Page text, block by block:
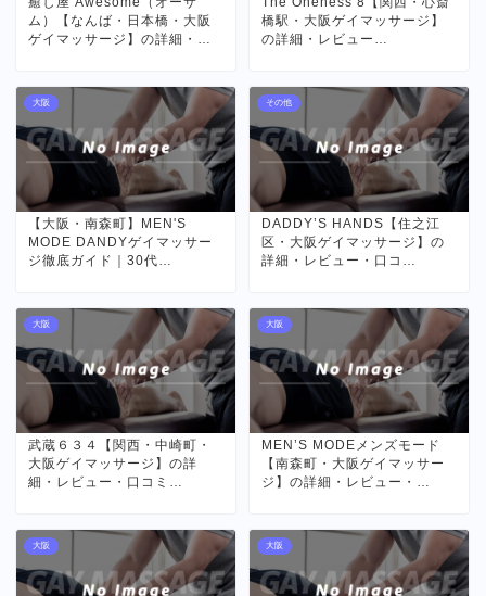
ム）【なんば・日本橋・大阪
ゲイマッサージ】の詳細・…
橋駅・大阪ゲイマッサージ】
の詳細・レビュー…
大阪
【大阪・南森町】MEN'S
MODE DANDYゲイマッサー
ジ徹底ガイド｜30代…
その他
DADDY’S HANDS【住之江
区・大阪ゲイマッサージ】の
詳細・レビュー・口コ…
大阪
武蔵６３４【関西・中崎町・
大阪ゲイマッサージ】の詳
細・レビュー・口コミ…
大阪
MEN’S MODEメンズモード
【南森町・大阪ゲイマッサー
ジ】の詳細・レビュー・…
大阪 大阪